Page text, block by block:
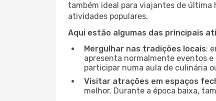
também ideal para viajantes de última
atividades populares.
Aqui estão algumas das principais
Mergulhar nas tradições locais:
apresenta normalmente eventos
participar numa aula de culinária
Visitar atrações em espaços
melhor. Durante a época baixa,